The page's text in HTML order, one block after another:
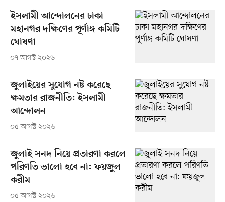
ইসলামী আন্দোলনের ঢাকা
মহানগর দক্ষিণের পূর্ণাঙ্গ কমিটি
ঘোষণা
০৭ আগস্ট ২০২৬
জুলাইয়ের সুযোগ নষ্ট করেছে
ক্ষমতার রাজনীতি: ইসলামী
আন্দোলন
০৫ আগস্ট ২০২৬
জুলাই সনদ নিয়ে প্রতারণা করলে
পরিণতি ভালো হবে না: ফয়জুল
করীম
০৫ আগস্ট ২০২৬